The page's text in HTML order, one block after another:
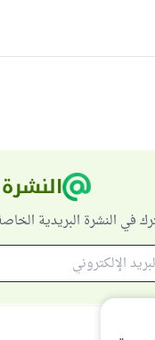
في النشرة البريدية